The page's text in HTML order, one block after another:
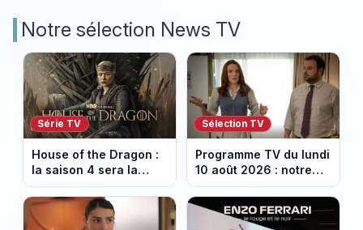
Notre sélection News TV
Série TV
House of the Dragon :
la saison 4 sera la
dernière, mais il faudra
attendre 2028
Sélection TV
Programme TV du lundi
10 août 2026 : notre
sélection pour votre
soirée télé